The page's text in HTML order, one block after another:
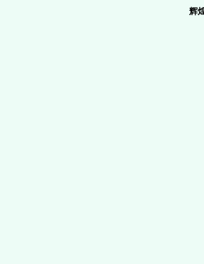
辉